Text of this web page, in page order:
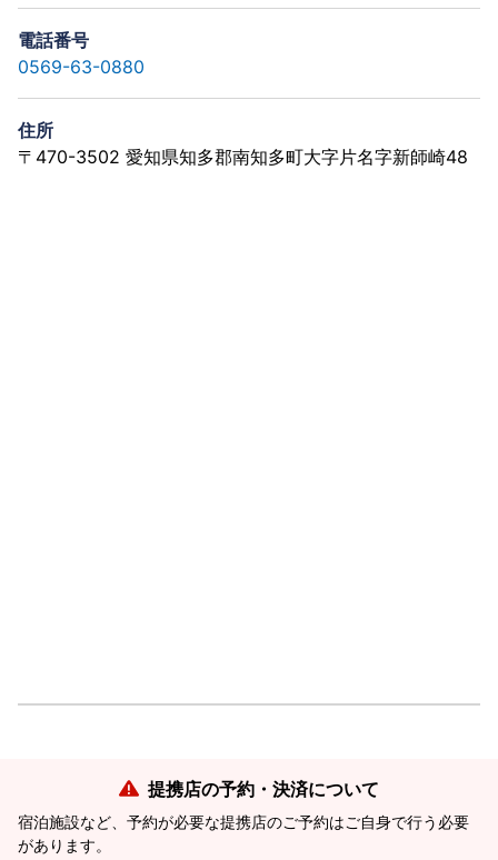
電話番号
0569-63-0880
住所
〒470-3502 愛知県知多郡南知多町大字片名字新師崎48
提携店の予約・決済について
宿泊施設など、予約が必要な提携店のご予約はご自身で行う必要
があります。